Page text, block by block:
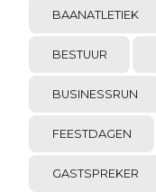
BAANATLETIEK
BESTUUR
BUSINESSRUN
FEESTDAGEN
GASTSPREKER